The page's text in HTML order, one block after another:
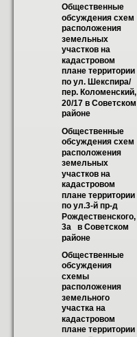
Общественные
обсуждения схем
расположения
земельных
участков на
кадастровом
плане территории
по ул. Шекспира/
пер. Коломенский,
20/17 в Советском
районе
Общественные
обсуждения схем
расположения
земельных
участков на
кадастровом
плане территории
по ул.3-й пр-д
Рождественского,
3а   в Советском
районе
Общественные
обсуждения
схемы
расположения
земельного
участка на
кадастровом
плане территории